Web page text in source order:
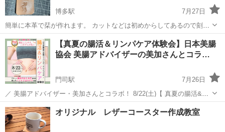
博多駅
7月27日
簡単に本革で栞が作れます。 カットなどは初めからしてあるので刻印
を自由にしていただきます。 画像の刻印は参考です。 工房もしてるの
で部屋が狭いので３人が限度です。 刻印は漢字は出来ません。 【料
金】2枚2,500円(全て...
福岡 福岡市 博多駅 ワークショップ 漢字
【真夏の腸活＆リンパケア体験会】日本美腸
協会 美腸アドバイザーの美加さんとコラ…
門司駅
7月26日
／ 美腸アドバイザー・美加さんとコラボ！ 8/22(土)【 真夏の腸活&リ
ンパケア体験会 】を開催！！ ～ 腸をととのえ、ごきげんな私に ～ ＼
「最近、なんとなく不調......」 この真夏、 そんな...
福岡 北九州市 門司駅 ワークショップ 体験会
オリジナル レザーコースター作成教室